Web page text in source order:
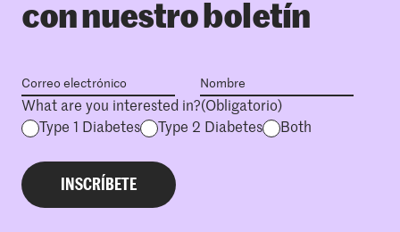
con nuestro boletín
What are you interested in?(Obligatorio)
Type 1 Diabetes
Type 2 Diabetes Both